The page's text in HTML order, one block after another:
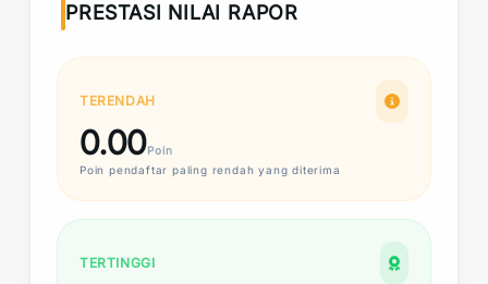
PRESTASI NILAI RAPOR
TERENDAH
0.00Poin
Poin pendaftar paling rendah yang diterima
TERTINGGI